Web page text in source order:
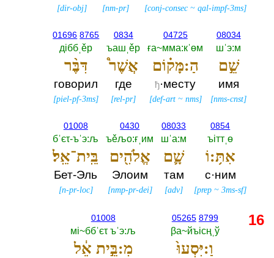
[conj-consec ~qal-impf-3ms]
[nm-pr]
[dir-obj]
08034
шˈэ:м
שֵׁ֣ם
имя
[nms-cnst]
04725
ға~мма:кˈөм
הַ:מָּק֗וֹם
ђ·месту
[def-art~ nms]
0834
ъашˌěр
אֲשֶׁר֩
где
[rel-pr]
01696 8765
дiббˌěр
דִּבֶּ֨ר
говорил
[piel-pf-3ms]
0854
ъiттˌө
אִתּ֥:וֹ
с·ним
[prep ~3ms-sf]
08033
шˈа:м
שָׁ֛ם
там
[adv]
0430
ъěљо:ғˌим
אֱלֹהִ֖ים
Элоим
[nmp-pr-dei]
01008
бˈєτ-ъˈэ:љ
בֵּֽית־אֵֽל׃
Бет-Эль
[n-pr-loc]
05265 8799
βа~йъiсңˌў
וַ:יִּסְעוּ֙
01008
мi~ббˈєτ ъˈэ:љ
מִ:בֵּ֣ית אֵ֔ל
16